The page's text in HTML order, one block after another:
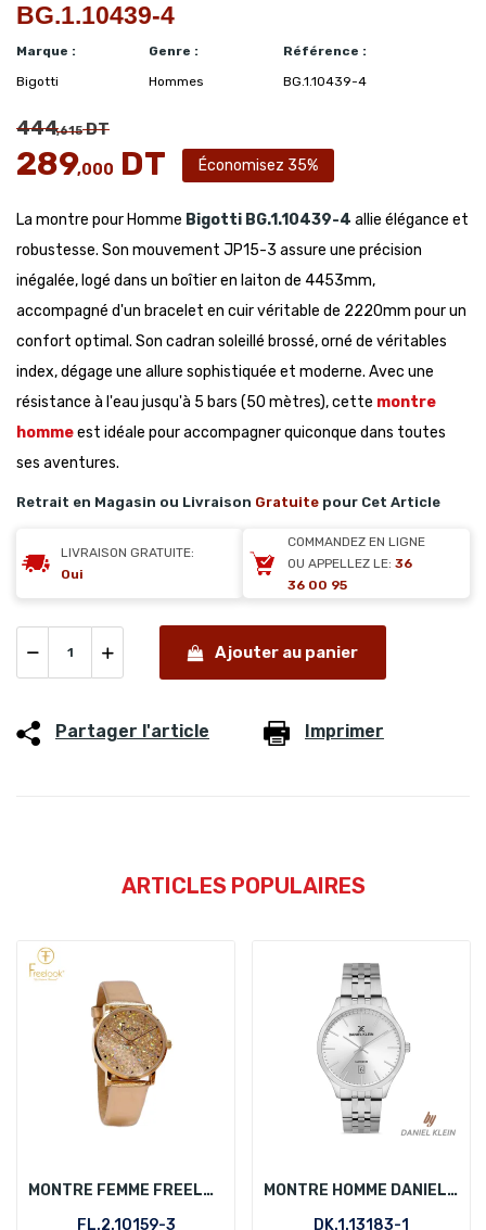
BG.1.10439-4
Marque :
Bigotti
Genre :
Hommes
Référence :
BG.1.10439-4
444,615DT
289,000 DT Économisez 35%
La montre pour Homme Bigotti BG.1.10439-4 allie élégance et
robustesse. Son mouvement JP15-3 assure une précision
inégalée, logé dans un boîtier en laiton de 4453mm,
accompagné d'un bracelet en cuir véritable de 2220mm pour un
confort optimal. Son cadran soleillé brossé, orné de véritables
index, dégage une allure sophistiquée et moderne. Avec une
résistance à l'eau jusqu'à 5 bars (50 mètres), cette montre
hommeest idéale pour accompagner quiconque dans toutes
ses aventures.
Retrait en Magasin ou Livraison Gratuite pour Cet Article
LIVRAISON GRATUITE:
Oui
COMMANDEZ EN LIGNE
OU APPELLEZ LE: 36
36 00 95
Ajouter au panier
Partager l'article Imprimer
ARTICLES POPULAIRES
MONTRE FEMME FREELOOK FL.2.10159-3
FL.2.10159-3
MONTRE HOMME DANIEL KLEIN DK.1.13183-1
DK.1.13183-1